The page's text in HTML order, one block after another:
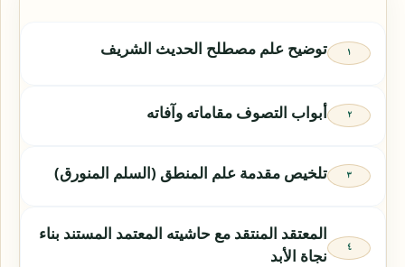
توضيح علم مصطلح الحديث الشريف
أبواب التصوف مقاماته وآفاته
تلخيص مقدمة علم المنطق (السلم المنورق)
المعتقد المنتقد مع حاشيته المعتمد المستند بناء
نجاة الأبد